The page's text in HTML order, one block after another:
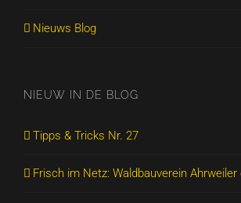
Nieuws Blog
NIEUW IN DE BLOG
Tipps & Tricks Nr. 27
Frisch im Netz: Waldbauverein Ahrweiler